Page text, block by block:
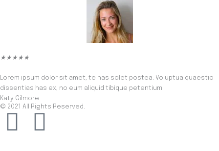
★★★★★W
a
r
d
e
Lorem ipsum dolor sit amet, te has solet postea. Voluptua quaestio
dissentias has ex, no eum aliquid tibique petentium
Katy Gilmore
© 2021 All Rights Reserved.
F
T